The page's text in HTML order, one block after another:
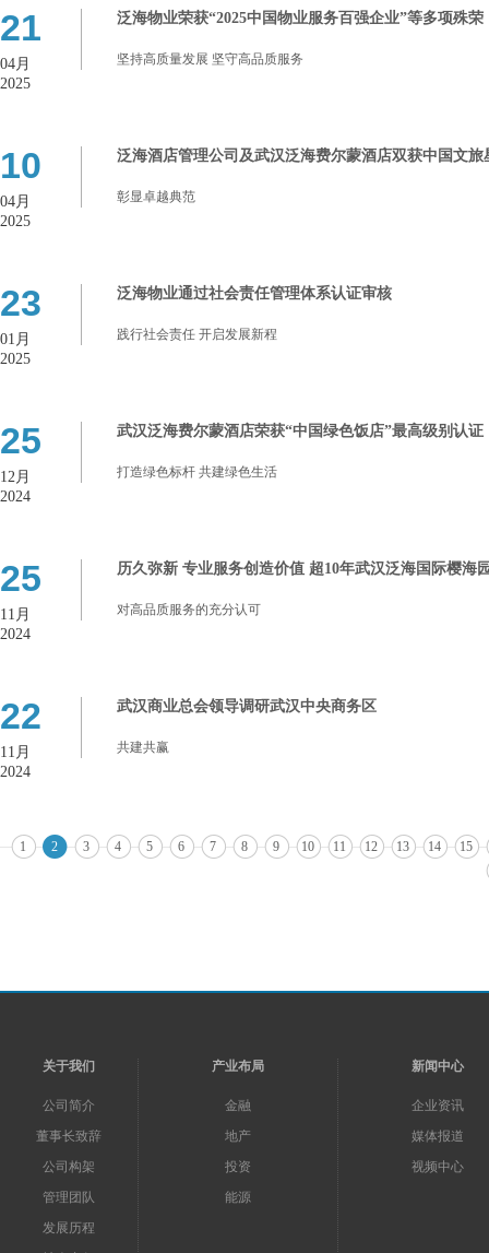
21
04月
2025
泛海物业荣获“2025中国物业服务百强企业”等多项殊荣
坚持高质量发展 坚守高品质服务
10
04月
2025
泛海酒店管理公司及武汉泛海费尔蒙酒店双获中国文旅
彰显卓越典范
23
01月
2025
泛海物业通过社会责任管理体系认证审核
践行社会责任 开启发展新程
25
12月
2024
武汉泛海费尔蒙酒店荣获“中国绿色饭店”最高级别认证
打造绿色标杆 共建绿色生活
25
11月
2024
历久弥新 专业服务创造价值 超10年武汉泛海国际樱海
对高品质服务的充分认可
22
11月
2024
武汉商业总会领导调研武汉中央商务区
共建共赢
1 2 3 4 5 6 7 8 9 10 11 12 13 14 15
关于我们
公司简介
董事长致辞
公司构架
管理团队
发展历程
产业布局
金融
地产
投资
能源
新闻中心
企业资讯
媒体报道
视频中心